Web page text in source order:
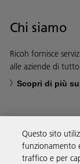
Chi siamo
Ricoh fornisce
alle aziende di
Scopri di più
Soluzioni
Questo sito
funzionamento
traffico e per